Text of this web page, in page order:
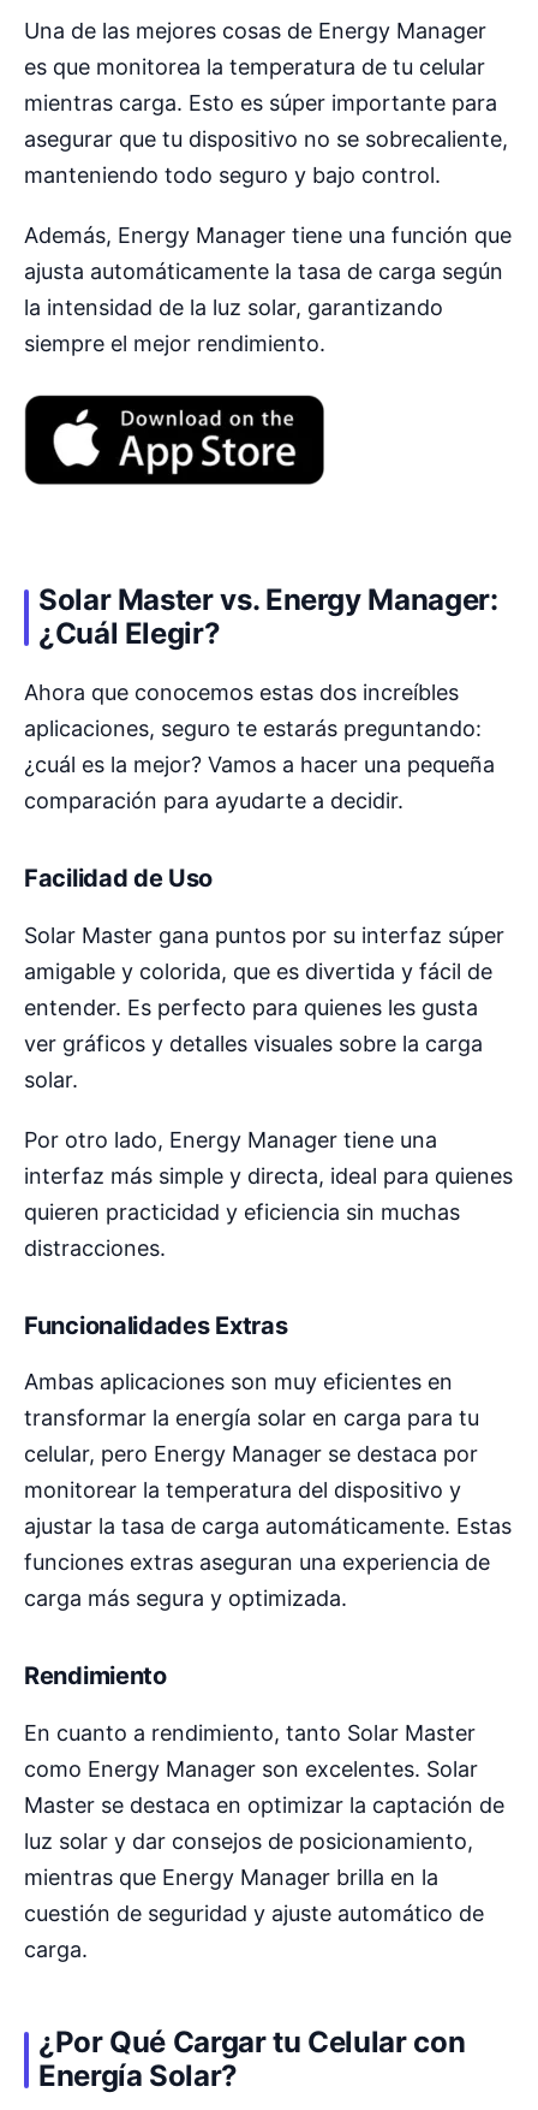
Una de las mejores cosas de Energy Manager
es que monitorea la temperatura de tu celular
mientras carga. Esto es súper importante para
asegurar que tu dispositivo no se sobrecaliente,
manteniendo todo seguro y bajo control.
Además, Energy Manager tiene una función que
ajusta automáticamente la tasa de carga según
la intensidad de la luz solar, garantizando
siempre el mejor rendimiento.
Solar Master vs. Energy Manager:
¿Cuál Elegir?
Ahora que conocemos estas dos increíbles
aplicaciones, seguro te estarás preguntando:
¿cuál es la mejor? Vamos a hacer una pequeña
comparación para ayudarte a decidir.
Facilidad de Uso
Solar Master gana puntos por su interfaz súper
amigable y colorida, que es divertida y fácil de
entender. Es perfecto para quienes les gusta
ver gráficos y detalles visuales sobre la carga
solar.
Por otro lado, Energy Manager tiene una
interfaz más simple y directa, ideal para quienes
quieren practicidad y eficiencia sin muchas
distracciones.
Funcionalidades Extras
Ambas aplicaciones son muy eficientes en
transformar la energía solar en carga para tu
celular, pero Energy Manager se destaca por
monitorear la temperatura del dispositivo y
ajustar la tasa de carga automáticamente. Estas
funciones extras aseguran una experiencia de
carga más segura y optimizada.
Rendimiento
En cuanto a rendimiento, tanto Solar Master
como Energy Manager son excelentes. Solar
Master se destaca en optimizar la captación de
luz solar y dar consejos de posicionamiento,
mientras que Energy Manager brilla en la
cuestión de seguridad y ajuste automático de
carga.
¿Por Qué Cargar tu Celular con
Energía Solar?